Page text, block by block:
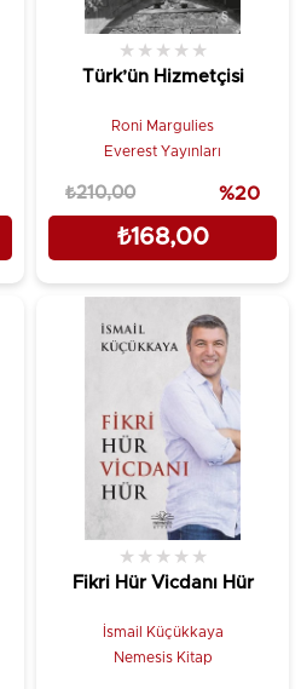
Türk’ün Hizmetçisi
★ ★ ★ ★ ★
Roni Margulies
Everest Yayınları
₺168,00
₺210,00 %20
Fikri Hür Vicdanı Hür
★ ★ ★ ★ ★
İsmail Küçükkaya
Nemesis Kitap